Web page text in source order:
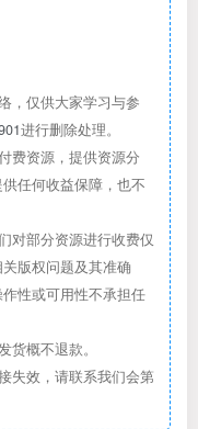
，仅供大家学习与参
进行删除处理。
费资源，提供资源分
任何收益保障，也不
对部分资源进行收费仅
版权问题及其准确
性或可用性不承担任
货概不退款。
失效，请联系我们会第